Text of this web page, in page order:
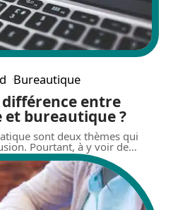
Bureautique
différence entre
bureautique ?
sont deux thèmes qui
Pourtant, à y voir de…